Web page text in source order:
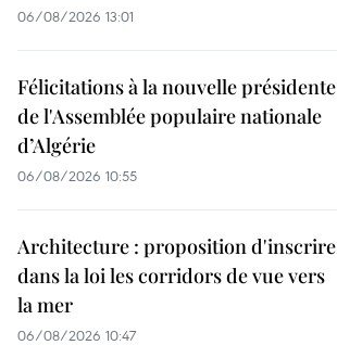
06/08/2026 13:01
Félicitations à la nouvelle présidente
de l'Assemblée populaire nationale
d’Algérie
06/08/2026 10:55
Architecture : proposition d'inscrire
dans la loi les corridors de vue vers
la mer
06/08/2026 10:47